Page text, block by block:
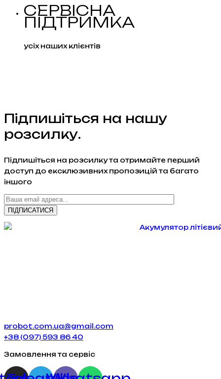
СЕРВІСНА
ПІДТРИМКА
усіх наших клієнтів
Підпишіться на нашу
розсилку.
Підпишіться на розсилку та отримайте перший
доступ до ексклюзивних пропозицій та багато
іншого
probot.com.ua@gmail.com
+38 (097) 593 86 40
Замовлення та сервіс